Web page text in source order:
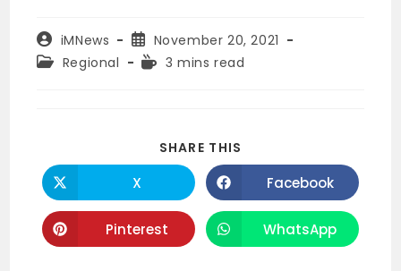
Post
author:
iMNews
Post
published:
November 20, 2021
PostRegional
Reading
3 mins read
SHARE THIS
Opens
in
a
new
window
X Opens
in
a
new
window
Facebook
Opens
in
Pinterest Opens
in
WhatsApp